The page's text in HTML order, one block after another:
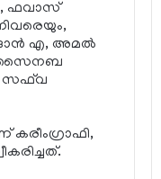
ഫവാസ്
എ, അമൽ
സൈനബ
സഫ്‌വ
കരീംഗ്രാഫി,